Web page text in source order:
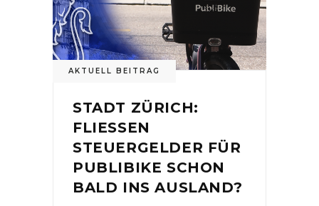
AKTUELL BEITRAG
STADT ZÜRICH:
FLIESSEN
STEUERGELDER FÜR
PUBLIBIKE SCHON
BALD INS AUSLAND?